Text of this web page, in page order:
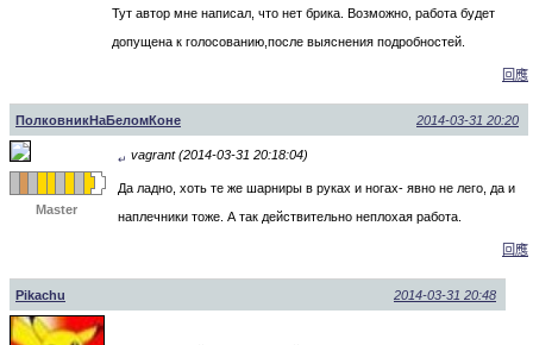
Тут автор мне написал, что нет брика. Возможно, работа будет
допущена к голосованию,после выяснения подробностей.
回應
ПолковникНаБеломКоне 2014-03-31 20:20
Master
↵ vagrant (2014-03-31 20:18:04)
Да ладно, хоть те же шарниры в руках и ногах- явно не лего, да и
наплечники тоже. А так действительно неплохая работа.
回應
Pikachu 2014-03-31 20:48